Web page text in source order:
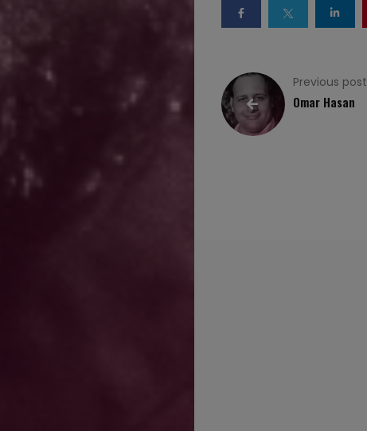
Le
Fauteuil
Rose
Podium
Previous post
Omar Hasan